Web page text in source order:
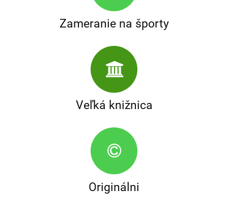
Zameranie na športy
Veľká knižnica
Originálni